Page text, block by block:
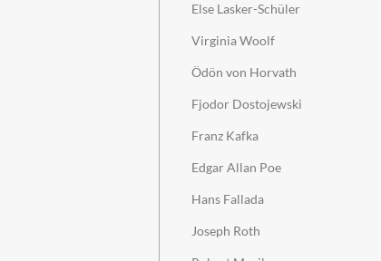
Else Lasker-Schüler
Virginia Woolf
Ödön von Horvath
Fjodor Dostojewski
Franz Kafka
Edgar Allan Poe
Hans Fallada
Joseph Roth